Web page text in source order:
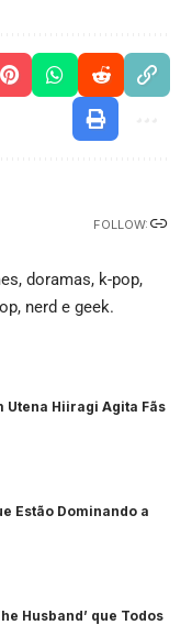
FOLLOW:
doramas, k-pop,
nerd e geek.
Utena Hiiragi Agita Fãs
Estão Dominando a
Husband’ que Todos